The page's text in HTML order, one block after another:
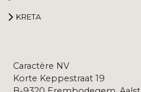
KRETA
Caractère NV
Korte Keppestraat 19